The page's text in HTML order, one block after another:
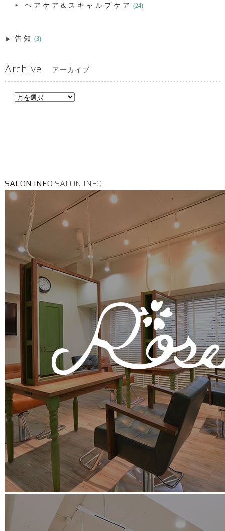
ヘアケア&スキャルプケア (24)
告知 (3)
Archive アーカイブ
SALON INFO SALON INFO